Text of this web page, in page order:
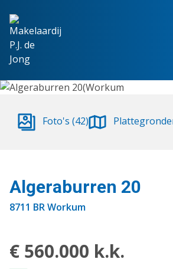
Foto's (42)
Algeraburren 20
8711 BR Workum
€ 560.000 k.k.